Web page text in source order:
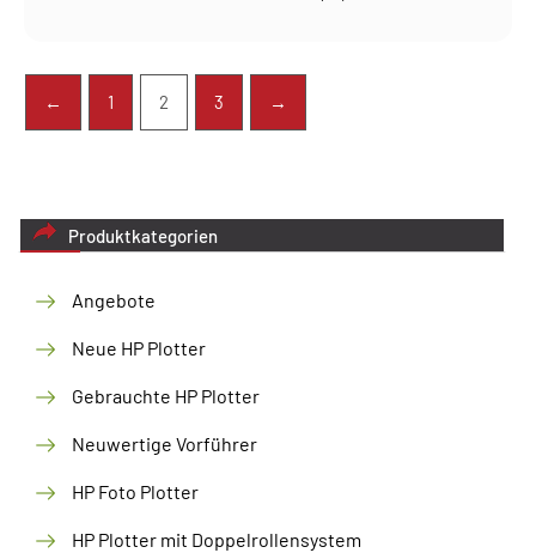
← 1 2 3 →
Produktkategorien
Angebote
Neue HP Plotter
Gebrauchte HP Plotter
Neuwertige Vorführer
HP Foto Plotter
HP Plotter mit Doppelrollensystem